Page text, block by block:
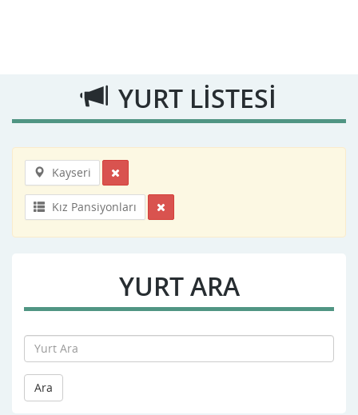
YURT LİSTESİ
Kayseri
Kız Pansiyonları
YURT ARA
Ara